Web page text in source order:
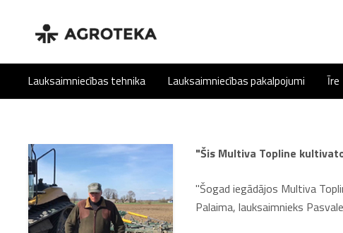
Lauksaimniecības tehnika Lauksaimniecības pakalpojumi Īre
"Šis Multiva Topline
"Šogad iegādājos Multiva
Palaima, lauksaimnieks